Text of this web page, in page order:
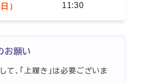
日）
11:30
お願い
て、「上履き」は必要ございま